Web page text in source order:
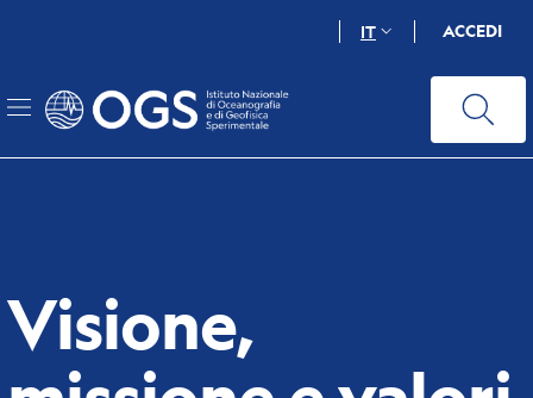
principale
IT ACCEDI
Visione,